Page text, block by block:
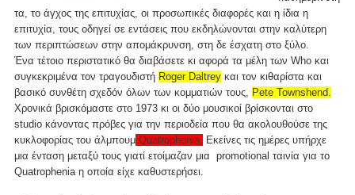
τα, το άγχος της επιτυχίας, οι προσωπικές διαφορές και η ίδια η
επιτυχία, τους οδηγεί σε εντάσεις που εκδηλώνονται στην καλύτερη
των περιπτώσεων στην απομάκρυνση, στη δε έσχατη στο ξύλο.
Ένα τέτοιο περιστατικό θα διαβάσετε κι αφορά τα μέλη των Who και
συγκεκριμένα τον τραγουδιστή Roger Daltrey και τον κιθαρίστα και
βασικό συνθέτη σχεδόν όλων των κομματιών τους, Pete Townshend.
Χρονικά βρισκόμαστε στο 1973 κι οι δύο μουσικοί βρίσκονται στο
studio κάνοντας πρόβες για την περιοδεία που θα ακολουθούσε της
κυκλοφορίας του άλμπουμ Quatrophenia Εκείνες τις ημέρες υπήρχε
μια ένταση μεταξύ τους γιατί ετοίμαζαν μια promotional ταινία για το
Quatrophenia η οποία είχε καθυστερήσει.